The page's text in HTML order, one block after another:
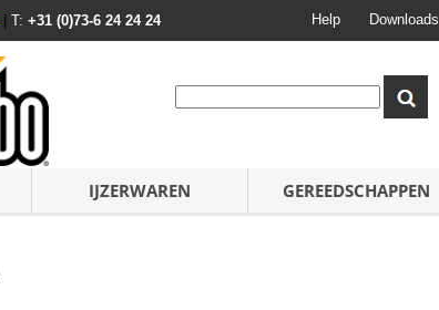
T: +31 (0)73-6 24 24 24 Help Downloads
IJZERWAREN GEREEDSCHAPPEN